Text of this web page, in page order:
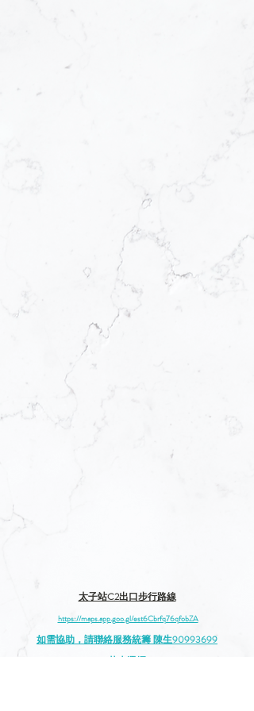
太子站C2出口步行路線
https://maps.app.goo.gl/est6Cbrfq76qfobZA
如需協助，請聯絡服務統籌 陳生90993699
花卉選擇